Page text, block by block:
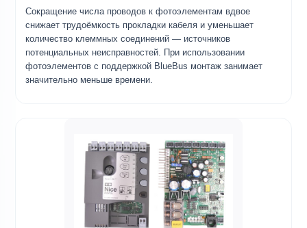
Сокращение числа проводов к фотоэлементам вдвое
снижает трудоёмкость прокладки кабеля и уменьшает
количество клеммных соединений — источников
потенциальных неисправностей. При использовании
фотоэлементов с поддержкой BlueBus монтаж занимает
значительно меньше времени.